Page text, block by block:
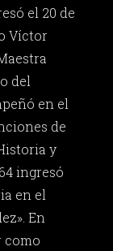
el 20 de
Víctor
del
en el
de
y
ingresó
en el
En
como